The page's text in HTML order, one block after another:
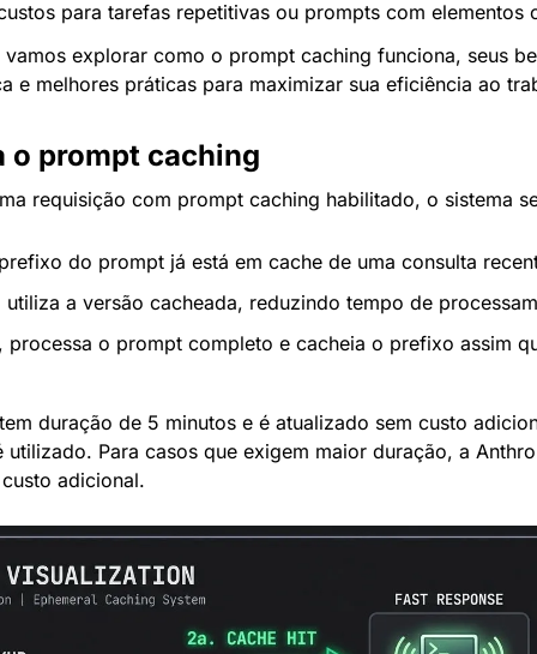
para tarefas repetitivas ou prompts com elementos
explorar como o prompt caching funciona, seus
e melhores práticas para maximizar sua eficiência ao
o prompt caching
requisição com prompt caching habilitado, o sistema
do prompt já está em cache de uma consulta
utiliza a versão cacheada, reduzindo tempo de
processa o prompt completo e cacheia o prefixo assim
duração de 5 minutos e é atualizado sem custo
utilizado. Para casos que exigem maior duração, a
adicional.